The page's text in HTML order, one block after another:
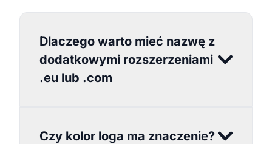
Dlaczego warto mieć nazwę z
dodatkowymi rozszerzeniami
.eu lub .com
Czy kolor loga ma znaczenie?